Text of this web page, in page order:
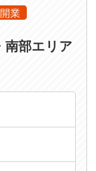
業
南部エリア